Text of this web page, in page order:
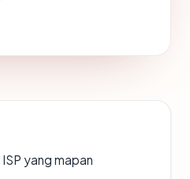
yang mapan